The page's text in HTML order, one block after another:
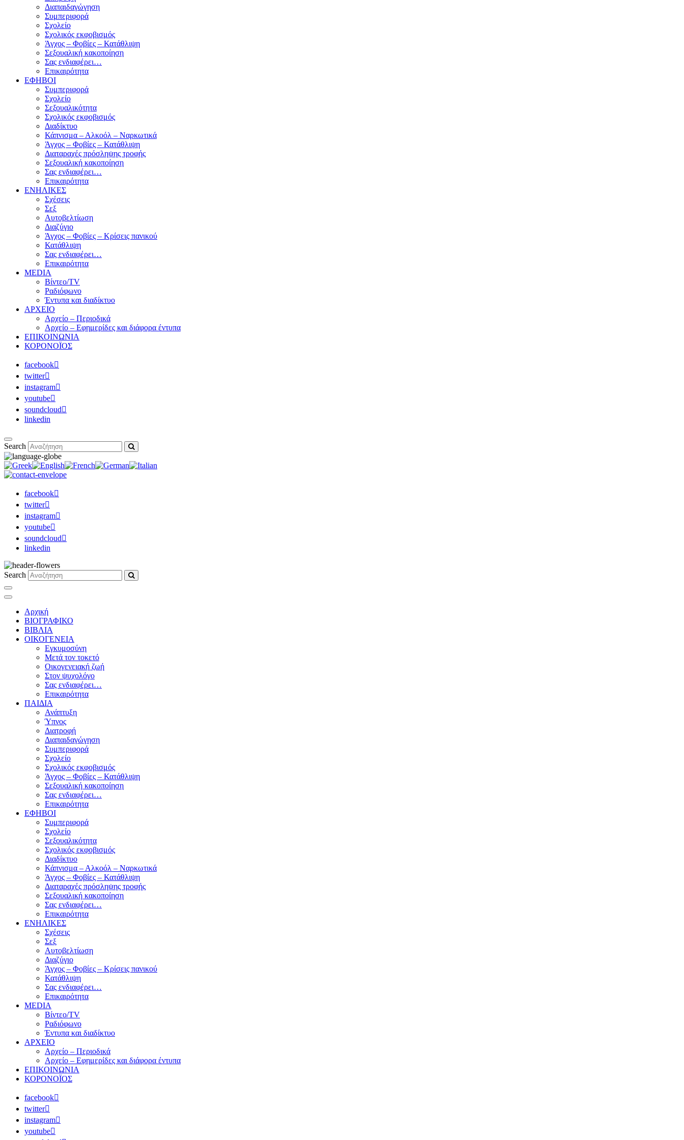
Διαπαιδαγώγηση
Συμπεριφορά
Σχολείο
Σχολικός εκφοβισμός
Άγχος – Φοβίες – Κατάθλιψη
Σεξουαλική κακοποίηση
Σας ενδιαφέρει…
Επικαιρότητα
ΕΦΗΒΟΙ
Συμπεριφορά
Σχολείο
Σεξουαλικότητα
Σχολικός εκφοβισμός
Διαδίκτυο
Κάπνισμα – Αλκοόλ – Ναρκωτικά
Άγχος – Φοβίες – Κατάθλιψη
Διαταραχές πρόσληψης τροφής
Σεξουαλική κακοποίηση
Σας ενδιαφέρει…
Επικαιρότητα
ΕΝΗΛΙΚΕΣ
Σχέσεις
Σεξ
Αυτοβελτίωση
Διαζύγιο
Άγχος – Φοβίες – Κρίσεις πανικού
Κατάθλιψη
Σας ενδιαφέρει…
Επικαιρότητα
MEDIA
Βίντεο/TV
Ραδιόφωνο
Έντυπα και διαδίκτυο
ΑΡΧΕΙΟ
Αρχείο – Περιοδικά
Αρχείο – Εφημερίδες και διάφορα έντυπα
ΕΠΙΚΟΙΝΩΝΙΑ
ΚΟΡΟΝΟΪΟΣ
facebook
twitter
instagram
youtube
soundcloud
linkedin
Search
facebook
twitter
instagram
youtube
soundcloud
linkedin
Search
Αρχική
ΒΙΟΓΡΑΦΙΚΟ
ΒΙΒΛΙΑ
ΟΙΚΟΓΕΝΕΙΑ
Εγκυμοσύνη
Μετά τον τοκετό
Οικογενειακή ζωή
Στον ψυχολόγο
Σας ενδιαφέρει…
Επικαιρότητα
ΠΑΙΔΙΑ
Ανάπτυξη
Ύπνος
Διατροφή
Διαπαιδαγώγηση
Συμπεριφορά
Σχολείο
Σχολικός εκφοβισμός
Άγχος – Φοβίες – Κατάθλιψη
Σεξουαλική κακοποίηση
Σας ενδιαφέρει…
Επικαιρότητα
ΕΦΗΒΟΙ
Συμπεριφορά
Σχολείο
Σεξουαλικότητα
Σχολικός εκφοβισμός
Διαδίκτυο
Κάπνισμα – Αλκοόλ – Ναρκωτικά
Άγχος – Φοβίες – Κατάθλιψη
Διαταραχές πρόσληψης τροφής
Σεξουαλική κακοποίηση
Σας ενδιαφέρει…
Επικαιρότητα
ΕΝΗΛΙΚΕΣ
Σχέσεις
Σεξ
Αυτοβελτίωση
Διαζύγιο
Άγχος – Φοβίες – Κρίσεις πανικού
Κατάθλιψη
Σας ενδιαφέρει…
Επικαιρότητα
MEDIA
Βίντεο/TV
Ραδιόφωνο
Έντυπα και διαδίκτυο
ΑΡΧΕΙΟ
Αρχείο – Περιοδικά
Αρχείο – Εφημερίδες και διάφορα έντυπα
ΕΠΙΚΟΙΝΩΝΙΑ
ΚΟΡΟΝΟΪΟΣ
facebook
twitter
instagram
youtube